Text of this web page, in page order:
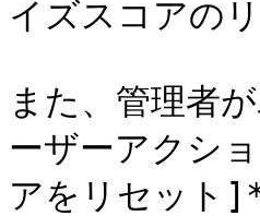
イズスコア
また、管理者
ーザーアクシ
アをリセット